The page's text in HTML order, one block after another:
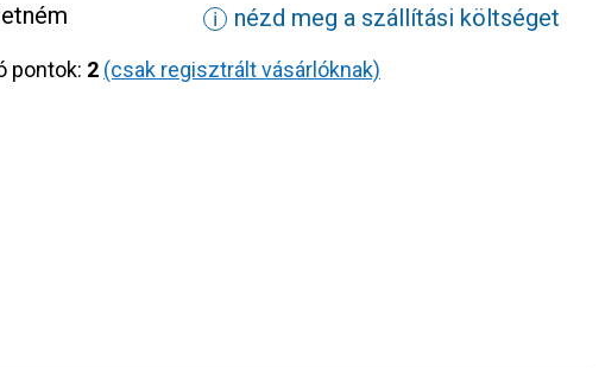
ℹ nézd meg a szállítási költséget
pontok: 2 (csak regisztrált vásárlóknak)